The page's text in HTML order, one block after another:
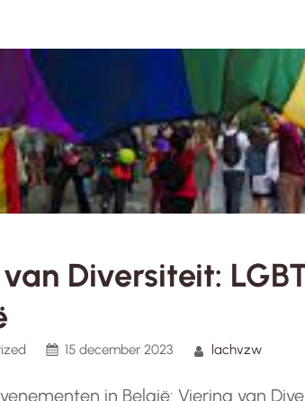
van Diversiteit:
15 december 2023 lachvzw
in België: Viering van